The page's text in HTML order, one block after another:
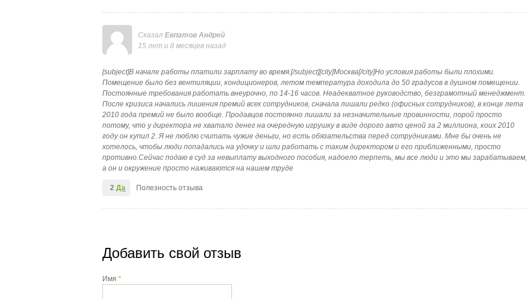
Сказал Евпатов Андрей
15 лет и 8 месяцев назад
[subject]В начале работы платили зарплату во время.[/subject][city]Москва[/city]Но условия работы были плохими.
Помещение было без вентиляции, кондиционеров, летом температура доходила до 50 градусов в душном помещении.
Постоянные требования работать внеурочно, по 14-16 часов. Неадекватное руководство, безграмотный менеджмент.
После кризиса начались лишения премий всех сотрудников, сначала лишали редко (офисных сотрудников), в конце лета
2010 года премий не было вообще. Продавцов постоянно лишали за незначительные провинности, порой просто
потому, что у директора не хватало денег на очередную игрушку в виде дорого авто ценой за 2 миллиона, коих 2010
году он купил 2. Я не люблю считать чужие деньги, но есть обязательства перед сотрудниками. Мне бы очень не
хотелось, чтобы люди попадались на удочку и шли работать с таким директором и его приближенными, просто
противно.Сейчас подаю в суд за невыплату выходного пособия, надоело терпеть, мы все люди и это мы зарабатываем,
а он и окружение просто наживаются на нашем труде
Полезность отзыва
2 Да
Добавить свой отзыв
Имя *